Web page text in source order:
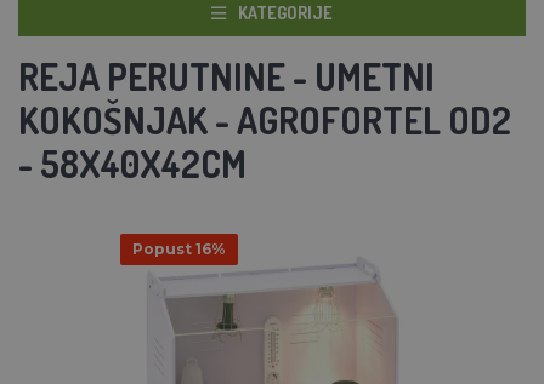
KATEGORIJE
REJA PERUTNINE - UMETNI
KOKOŠNJAK - AGROFORTEL OD2
- 58X40X42CM
Popust 16%